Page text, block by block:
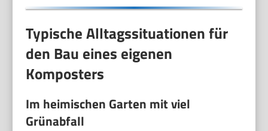
Typische Alltagssituationen für
den Bau eines eigenen
Komposters
Im heimischen Garten mit viel
Grünabfall